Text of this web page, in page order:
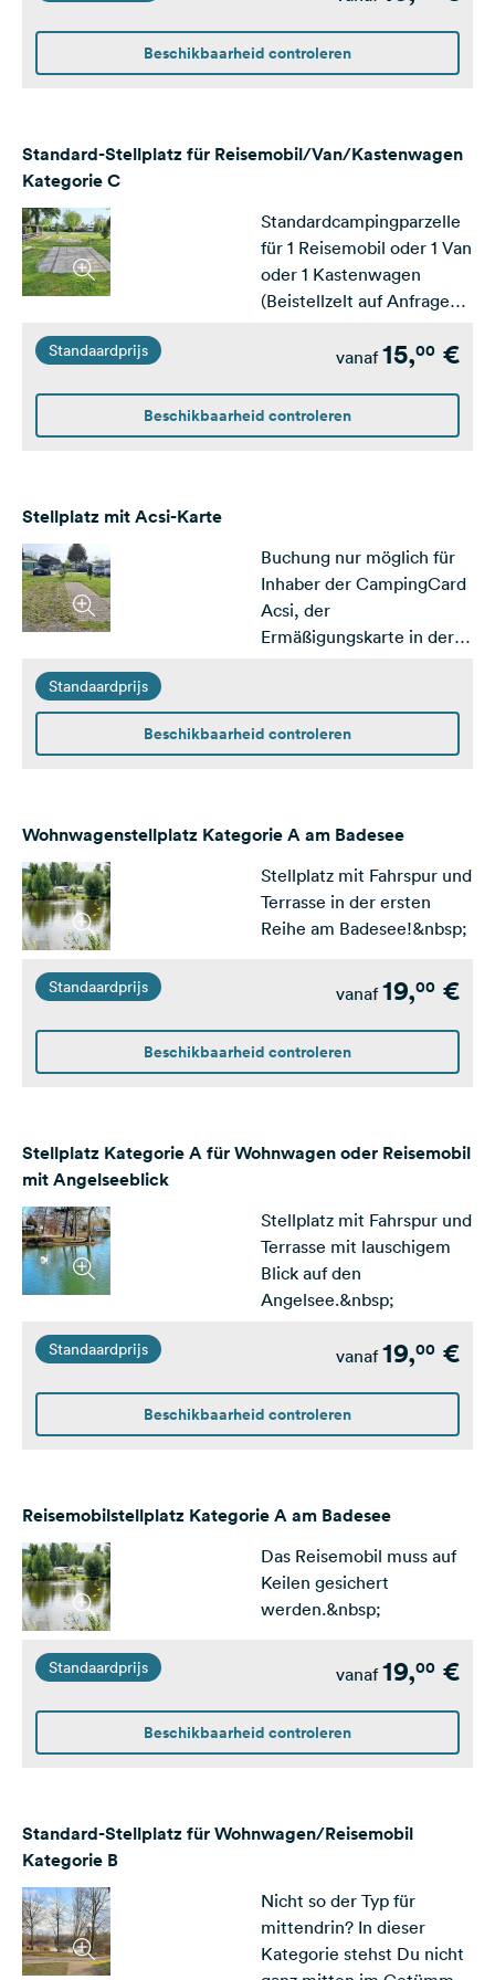
aufgebaut werden kann.
Suchst Du einen Stellplatz
gerne die Stellplätze der
Beschikbaarheid controleren
Standard-Stellplatz für Reisemobil/Van/Kastenwagen
Kategorie C
Standardcampingparzelle
für 1 Reisemobil oder 1 Van
oder 1 Kastenwagen
(Beistellzelt auf Anfrage
sind meist parzelliert und
Fahrspur und eine
Terrasse. Suchst Du einen
und A an.&nbsp;
Standaardprijs vanaf 15,00 €
Beschikbaarheid controleren
Stellplatz mit Acsi-Karte
Buchung nur möglich für
Inhaber der CampingCard
Acsi, der
Ermäßigungskarte in der
Standaardprijs
Beschikbaarheid controleren
Wohnwagenstellplatz Kategorie A am Badesee
Stellplatz mit Fahrspur und
Terrasse in der ersten
Reihe am Badesee!&nbsp;
Standaardprijs vanaf 19,00 €
Beschikbaarheid controleren
Stellplatz Kategorie A für Wohnwagen oder Reisemobil
mit Angelseeblick
Stellplatz mit Fahrspur und
Terrasse mit lauschigem
Blick auf den
Angelsee.&nbsp;
Standaardprijs vanaf 19,00 €
Beschikbaarheid controleren
Reisemobilstellplatz Kategorie A am Badesee
Das Reisemobil muss auf
Keilen gesichert
werden.&nbsp;
Standaardprijs vanaf 19,00 €
Beschikbaarheid controleren
Standard-Stellplatz für Wohnwagen/Reisemobil
Kategorie B
Nicht so der Typ für
mittendrin? In dieser
Kategorie stehst Du nicht